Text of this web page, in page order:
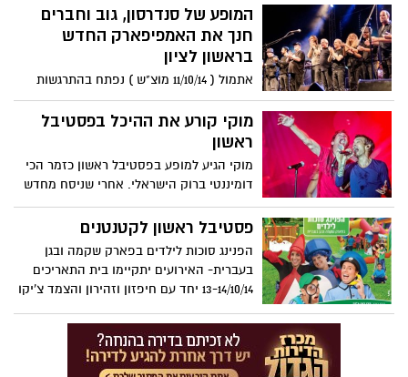
האירועים החל מ-1/12/14 במרכזי הקהילה
ברחבי העיר.
המופע של סנדרסון, גוב וחברים
חנך את האמפיפארק החדש
בראשון לציון
אתמול ( 11/10/14 מוצ"ש ) נפתח בהתרגשות
רבה האמפיפארק החדש במתחם הסופרלנד
ואין מכובד יותר לפתוח עם החבורה הנפלאה
שהקימה את כוורת, דודה וגזוז. מנכ"ל החברה
נאמו בפתיחה, התרגשו ובישרו שהמופעים
בפסטיבל ראשון הם מופעי הרצה לאמפי
מוקי קורע את ההיכל בפסטיבל
ראשון
מוקי הגיע למופע בפסטיבל ראשון כזמר הכי
דומיננטי ברוק הישראלי. אחרי שניסח מחדש
את תפקיד השופט והמנטור בתוכניות
הריאליטי המוזיקליות, הוא חוזר למרכז
מטורפות על הבמה והשיא כאשר ארח את
אורית ותום פטרובר מלהקת היהודים.
פסטיבל ראשון לקטנטנים
הפנינג סוכות לילדים בפארק שקמה ובגן
בעברית- האירועים יתקיימו בית התאריכים
13-14/10/14 יחד עם חיפזון וזהירון והצמד צ'יקו